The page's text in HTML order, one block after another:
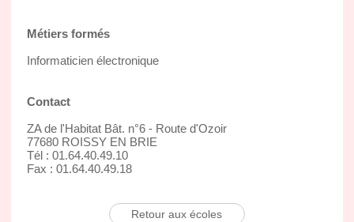
Métiers formés
Informaticien électronique
Contact
ZA de l'Habitat Bât. n°6 - Route d'Ozoir
77680 ROISSY EN BRIE
Tél : 01.64.40.49.10
Fax : 01.64.40.49.18
Retour aux écoles